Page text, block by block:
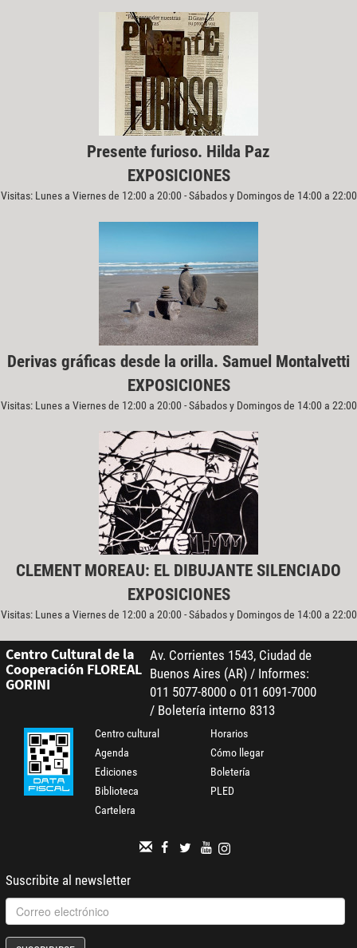
Presente furioso. Hilda Paz
EXPOSICIONES
Visitas: Lunes a Viernes de 12:00 a 20:00 - Sábados y Domingos de 14:00 a 22:00
Derivas gráficas desde la orilla. Samuel Montalvetti
EXPOSICIONES
Visitas: Lunes a Viernes de 12:00 a 20:00 - Sábados y Domingos de 14:00 a 22:00
CLEMENT MOREAU: EL DIBUJANTE SILENCIADO
EXPOSICIONES
Visitas: Lunes a Viernes de 12:00 a 20:00 - Sábados y Domingos de 14:00 a 22:00
Centro Cultural de la
Cooperación FLOREAL
GORINI
Av. Corrientes 1543, Ciudad de
Buenos Aires (AR) / Informes:
011 5077-8000 o 011 6091-7000
/ Boletería interno 8313
Centro cultural
Agenda
Ediciones
Biblioteca
Cartelera
Horarios
Cómo llegar
Boletería
PLED
Suscribite al newsletter